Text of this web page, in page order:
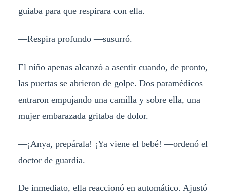
guiaba para que respirara con ella.
—Respira profundo —susurró.
El niño apenas alcanzó a asentir cuando, de pronto,
las puertas se abrieron de golpe. Dos paramédicos
entraron empujando una camilla y sobre ella, una
mujer embarazada gritaba de dolor.
—¡Anya, prepárala! ¡Ya viene el bebé! —ordenó el
doctor de guardia.
De inmediato, ella reaccionó en automático. Ajustó